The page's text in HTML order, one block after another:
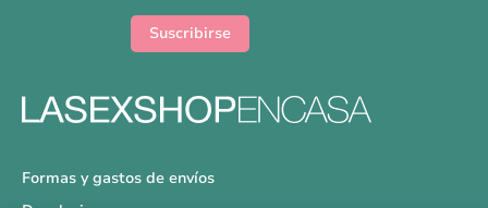
Suscribirse
Formas y gastos de envíos